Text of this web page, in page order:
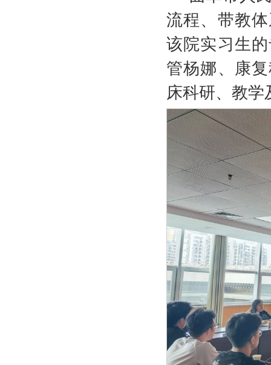
流程、带教
该院实习生
管杨娜、康
床科研、教